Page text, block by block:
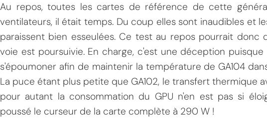
Au repos, toutes les cartes de référence de cette
ventilateurs, il était temps. Du coup elles sont inaudibles et
paraissent bien esseulées. Ce test au repos pourrait donc
voie est poursuivie. En charge, c'est une déception
s'époumoner afin de maintenir la température de GA104
La puce étant plus petite que GA102, le transfert thermique
pour autant la consommation du GPU n'en est pas si
poussé le curseur de la carte complète à 290 W !